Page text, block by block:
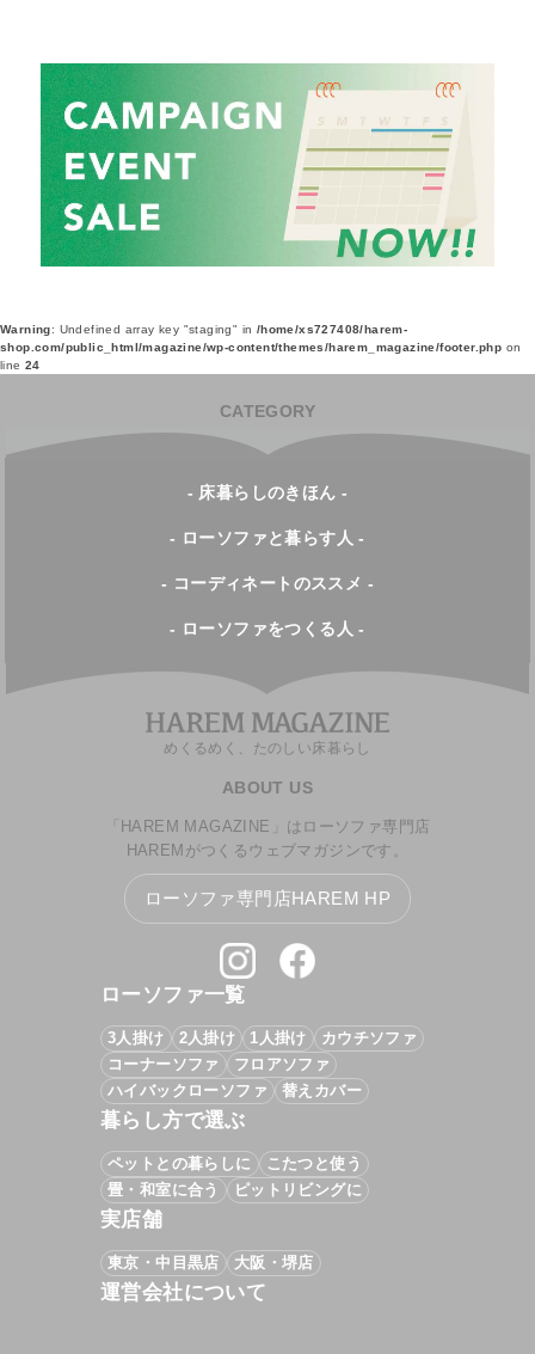
Warning: Undefined array key "staging" in /home/xs727408/harem-
shop.com/public_html/magazine/wp-content/themes/harem_magazine/footer.php on
line 24
CATEGORY
- 床暮らしのきほん -
- ローソファと暮らす人 -
- コーディネートのススメ -
- ローソファをつくる人 -
めくるめく、たのしい床暮らし
ABOUT US
「HAREM MAGAZINE」はローソファ専門店
HAREMがつくるウェブマガジンです。
ローソファ専門店HAREM HP
ローソファ一覧
3人掛け 2人掛け 1人掛け
カウチソファ
コーナーソファ
フロアソファ
ハイバックローソファ
替えカバー
暮らし方で選ぶ
ペットとの暮らしに
こたつと使う
畳・和室に合う
ピットリビングに
実店舗
東京・中目黒店 大阪・堺店
運営会社について